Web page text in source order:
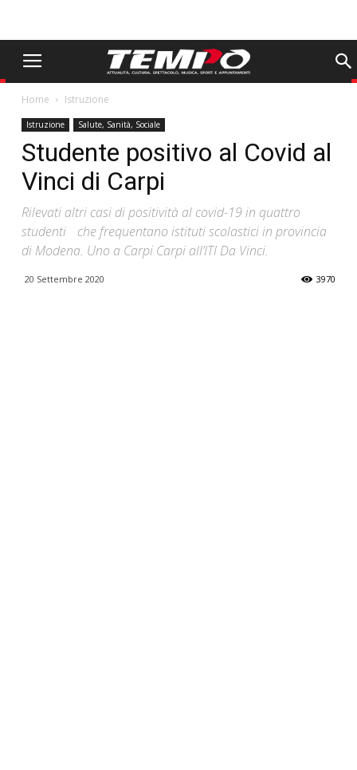
Home Istruzione
Istruzione Salute, Sanità, Sociale
Studente positivo al Covid al
Vinci di Carpi
Rilevati altri casi di positività al covid-19 in quattro
studenti che frequentano istituti scolastici in provincia
di Modena. Uno a Carpi Carpi all’ITI Da Vinci.
20 Settembre 2020 3970